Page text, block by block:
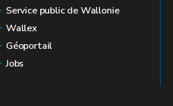
Service public de Wallonie
Wallex
Géoportail
Jobs